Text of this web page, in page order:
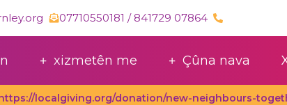
07864 841729 / 07710550181
Çûna nava
xizmetên me
https://localgiving.org/donation/new-neighbours-